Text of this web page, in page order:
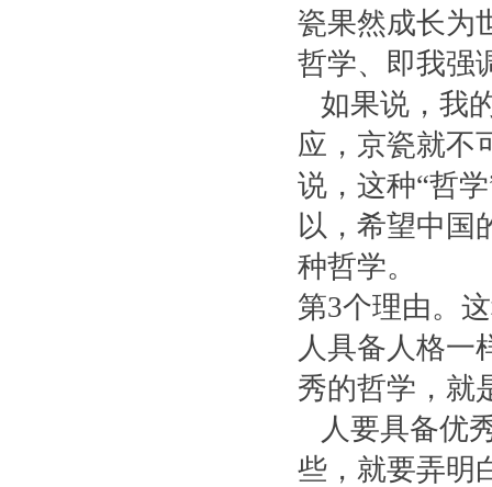
瓷果然成长为
哲学、即我强
如果说，我
应，京瓷就不
说，这种“哲
以，希望中国
种哲学。
第3个理由。
人具备人格一
秀的哲学，就
人要具备优
些，就要弄明